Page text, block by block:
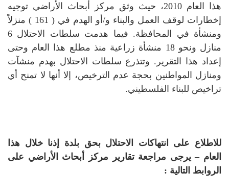
هذا العام 2010، حيث وثق مركز أبحاث الأراضي توجيه
إخطارات لوقف العمل والبناء و/أو الهدم في ( 161 ) منزلاً
ومنشأة في المحافظة.
فيما هدمت سلطات الاحتلال 6
منازل ونحو 18 منشأة زراعية منذ مطلع هذا العام وحتى
إعداد هذا التقرير. وتتذرع سلطات الاحتلال بهدم منشآت
ومنازل المواطنين بحجة عدم الترخيص، إلا أنها لا تمنح أي
تراخيص للبناء الفلسطيني.
للاطلاع على انتهاكات الاحتلال بحق بلدة إذنا خلال هذا
العام – يرجى مراجعة تقارير مركز أبحاث الأراضي على
الروابط التالية :